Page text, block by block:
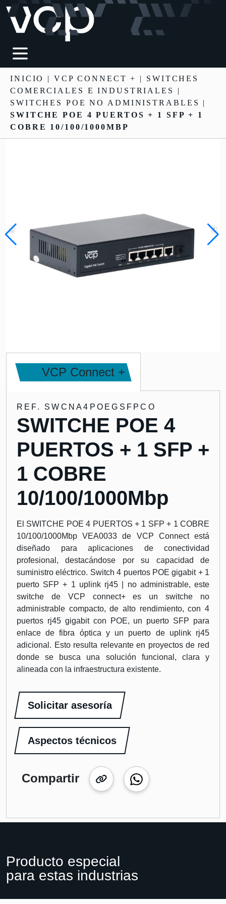
INICIO | VCP CONNECT + | SWITCHES
COMERCIALES E INDUSTRIALES
|
SWITCHES POE NO ADMINISTRABLES |
SWITCHE POE 4 PUERTOS + 1 SFP + 1
COBRE 10/100/1000MBP
VCP Connect +
REF. SWCNA4POEGSFPCO
SWITCHE POE 4
PUERTOS + 1 SFP +
1 COBRE
10/100/1000Mbp
El SWITCHE POE 4 PUERTOS + 1 SFP + 1 COBRE
10/100/1000Mbp VEA0033 de VCP Connect está
diseñado para aplicaciones de conectividad
profesional, destacándose por su capacidad de
suministro eléctrico. Switch 4 puertos POE gigabit + 1
puerto SFP + 1 uplink rj45 | no administrable, este
switche de VCP connect+ es un switche no
administrable compacto, de alto rendimiento, con 4
puertos rj45 gigabit con POE, un puerto SFP para
enlace de fibra óptica y un puerto de uplink rj45
adicional. Esto resulta relevante en proyectos de red
donde se busca una solución funcional, clara y
alineada con la infraestructura existente.
Solicitar asesoría
Aspectos técnicos
Compartir
Producto especial
para estas industrias